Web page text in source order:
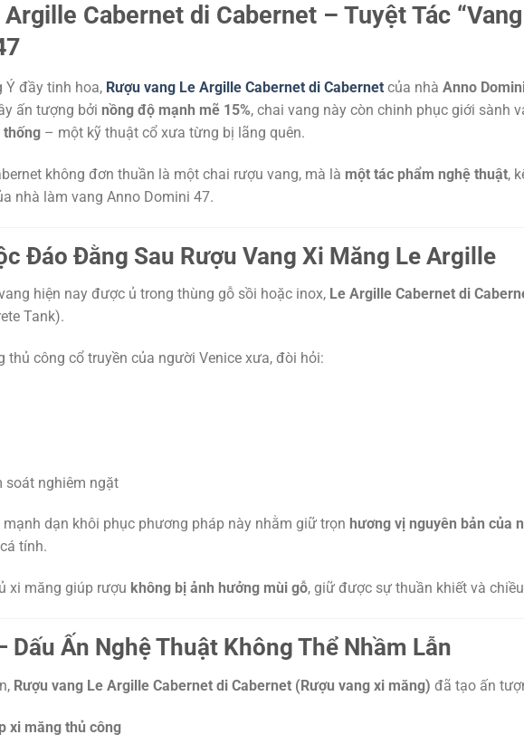
Cabernet di Cabernet – Tuyệt Tác
Ý đầy tinh hoa, Rượu vang Le Argille Cabernet di Cabernet của nhà Anno
ấn tượng bởi nồng độ mạnh mẽ 15%, chai vang này còn chinh phục giới sành
thống – một kỹ thuật cổ xưa từng bị lãng quên.
không đơn thuần là một chai rượu vang, mà là một tác phẩm nghệ thuật,
nhà làm vang Anno Domini 47.
Đáo Đằng Sau Rượu Vang Xi Măng Le Argille
hiện nay được ủ trong thùng gỗ sồi hoặc inox, Le Argille Cabernet di
Tank).
công cổ truyền của người Venice xưa, đòi hỏi:
soát nghiêm ngặt
mạnh dạn khôi phục phương pháp này nhằm giữ trọn hương vị nguyên bản của
tính.
xi măng giúp rượu không bị ảnh hưởng mùi gỗ, giữ được sự thuần khiết và
Dấu Ấn Nghệ Thuật Không Thể Nhầm Lẫn
Rượu vang Le Argille Cabernet di Cabernet (Rượu vang xi măng) đã tạo ấn
xi măng thủ công